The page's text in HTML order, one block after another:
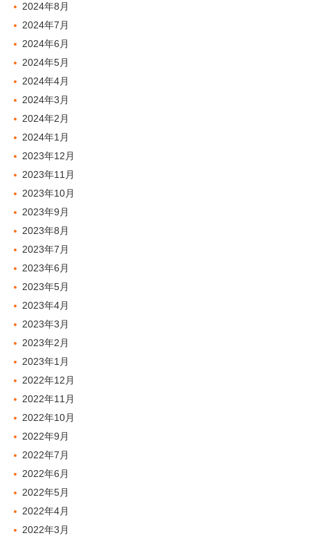
2024年8月
2024年7月
2024年6月
2024年5月
2024年4月
2024年3月
2024年2月
2024年1月
2023年12月
2023年11月
2023年10月
2023年9月
2023年8月
2023年7月
2023年6月
2023年5月
2023年4月
2023年3月
2023年2月
2023年1月
2022年12月
2022年11月
2022年10月
2022年9月
2022年7月
2022年6月
2022年5月
2022年4月
2022年3月